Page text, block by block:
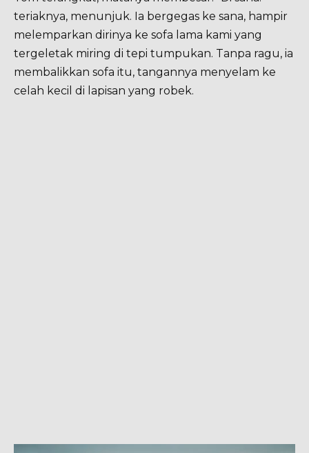
teriaknya, menunjuk. Ia bergegas ke sana, hampir
melemparkan dirinya ke sofa lama kami yang
tergeletak miring di tepi tumpukan. Tanpa ragu, ia
membalikkan sofa itu, tangannya menyelam ke
celah kecil di lapisan yang robek.